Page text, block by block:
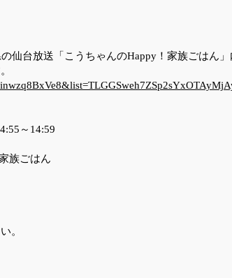
仙台放送「こうちゃんのHappy！家族ごはん」
～14:59
族ごはん
。